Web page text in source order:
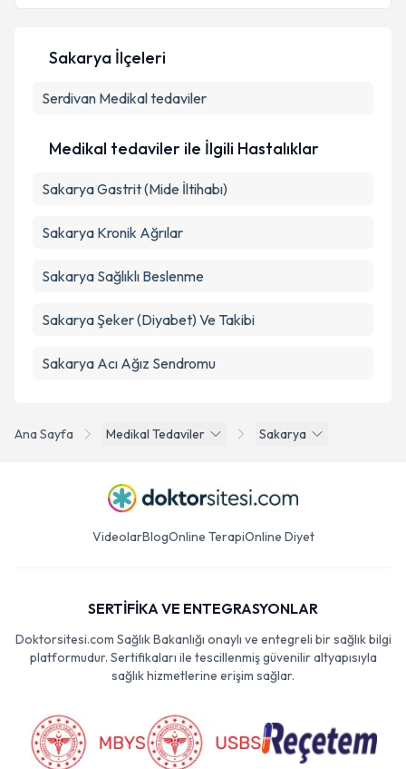
Ana Sayfa Medikal Tedaviler Sakarya
Sakarya İlçeleri
Serdivan Medikal tedaviler
Medikal tedaviler ile İlgili Hastalıklar
Sakarya Gastrit (Mide İltihabı)
Sakarya Kronik Ağrılar
Sakarya Sağlıklı Beslenme
Sakarya Şeker (Diyabet) Ve Takibi
Sakarya Acı Ağız Sendromu
VideolarBlogOnline TerapiOnline Diyet
SERTİFİKA VE ENTEGRASYONLAR
Doktorsitesi.com Sağlık Bakanlığı onaylı ve entegreli bir sağlık bilgi
platformudur. Sertifikaları ile tescillenmiş güvenilir altyapısıyla
sağlık hizmetlerine erişim sağlar.